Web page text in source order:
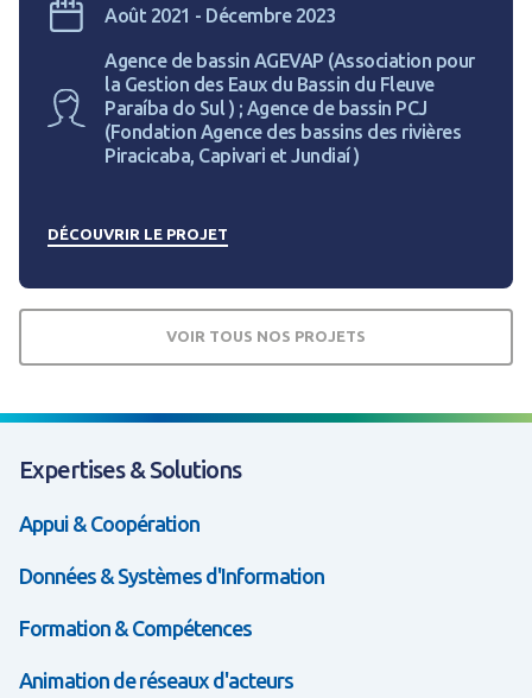
Août 2021 - Décembre 2023
Agence de bassin AGEVAP (Association pour
la Gestion des Eaux du Bassin du Fleuve
Paraíba do Sul ) ; Agence de bassin PCJ
(Fondation Agence des bassins des rivières
Piracicaba, Capivari et Jundiaí )
DÉCOUVRIR LE PROJET
VOIR TOUS NOS PROJETS
Expertises & Solutions
Appui & Coopération
Données & Systèmes d'Information
Formation & Compétences
Animation de réseaux d'acteurs